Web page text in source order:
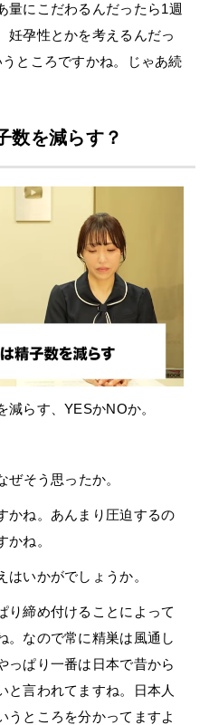
量にこだわるんだったら1週
妊孕性とかを考えるんだっ
ところですかね。じゃあ続
数を減らす？
減らす、YESかNOか。
ぜそう思ったか。
かね。あんまり圧迫するの
ね。
はいかがでしょうか。
り締め付けることによって
。なので常に精巣は風通し
っぱり一番は日本で昔から
と言われてますね。日本人
うところを分かってますよ